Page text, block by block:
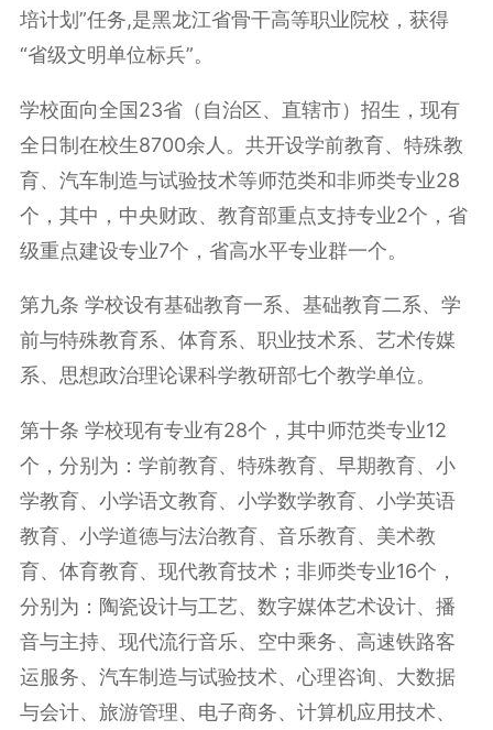
培计划”任务,是黑龙江省骨干高等职业院校，获得
“省级文明单位标兵”。
学校面向全国23省（自治区、直辖市）招生，现有
全日制在校生8700余人。共开设学前教育、特殊教
育、汽车制造与试验技术等师范类和非师类专业28
个，其中，中央财政、教育部重点支持专业2个，省
级重点建设专业7个，省高水平专业群一个。
第九条 学校设有基础教育一系、基础教育二系、学
前与特殊教育系、体育系、职业技术系、艺术传媒
系、思想政治理论课科学教研部七个教学单位。
第十条 学校现有专业有28个，其中师范类专业12
个，分别为：学前教育、特殊教育、早期教育、小
学教育、小学语文教育、小学数学教育、小学英语
教育、小学道德与法治教育、音乐教育、美术教
育、体育教育、现代教育技术；非师类专业16个，
分别为：陶瓷设计与工艺、数字媒体艺术设计、播
音与主持、现代流行音乐、空中乘务、高速铁路客
运服务、汽车制造与试验技术、心理咨询、大数据
与会计、旅游管理、电子商务、计算机应用技术、